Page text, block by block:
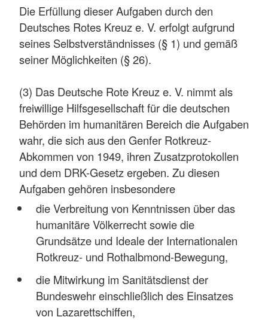
Die Erfüllung dieser Aufgaben durch den
Deutsches Rotes Kreuz e. V. erfolgt aufgrund
seines Selbstverständnisses (§ 1) und gemäß
seiner Möglichkeiten (§ 26).
(3) Das Deutsche Rote Kreuz e. V. nimmt als
freiwillige Hilfsgesellschaft für die deutschen
Behörden im humanitären Bereich die Aufgaben
wahr, die sich aus den Genfer Rotkreuz-
Abkommen von 1949, ihren Zusatzprotokollen
und dem DRK-Gesetz ergeben. Zu diesen
Aufgaben gehören insbesondere
die Verbreitung von Kenntnissen über das
humanitäre Völkerrecht sowie die
Grundsätze und Ideale der Internationalen
Rotkreuz- und Rothalbmond-Bewegung,
die Mitwirkung im Sanitätsdienst der
Bundeswehr einschließlich des Einsatzes
von Lazarettschiffen,